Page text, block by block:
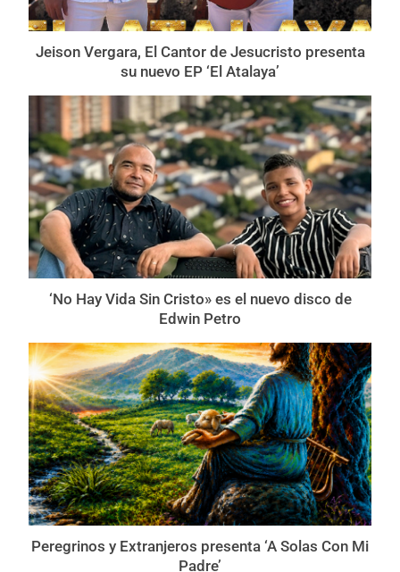
Jeison Vergara, El Cantor de Jesucristo presenta
su nuevo EP ‘El Atalaya’
‘No Hay Vida Sin Cristo» es el nuevo disco de
Edwin Petro
Peregrinos y Extranjeros presenta ‘A Solas Con Mi
Padre’